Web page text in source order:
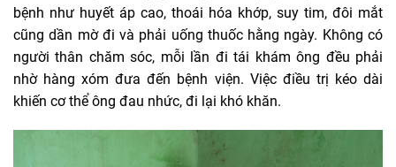
bệnh như huyết áp cao, thoái hóa khớp, suy tim, đôi mắt
cũng dần mờ đi và phải uống thuốc hằng ngày. Không có
người thân chăm sóc, mỗi lần đi tái khám ông đều phải
nhờ hàng xóm đưa đến bệnh viện. Việc điều trị kéo dài
khiến cơ thể ông đau nhức, đi lại khó khăn.